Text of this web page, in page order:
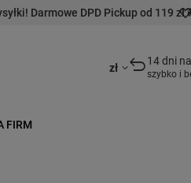
Darmowe DPD Pickup od 119 zł
zł 14 dni
szybko i
FIRM